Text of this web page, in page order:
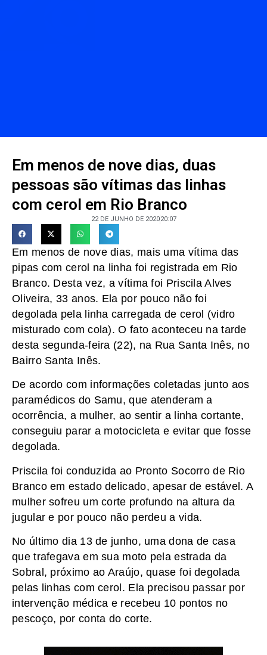
Em menos de nove dias, duas
pessoas são vítimas das linhas
com cerol em Rio Branco
22 DE JUNHO DE 202020:07
Em menos de nove dias, mais uma vítima das
pipas com cerol na linha foi registrada em Rio
Branco. Desta vez, a vítima foi Priscila Alves
Oliveira, 33 anos. Ela por pouco não foi
degolada pela linha carregada de cerol (vidro
misturado com cola). O fato aconteceu na tarde
desta segunda-feira (22), na Rua Santa Inês, no
Bairro Santa Inês.
De acordo com informações coletadas junto aos
paramédicos do Samu, que atenderam a
ocorrência, a mulher, ao sentir a linha cortante,
conseguiu parar a motocicleta e evitar que fosse
degolada.
Priscila foi conduzida ao Pronto Socorro de Rio
Branco em estado delicado, apesar de estável. A
mulher sofreu um corte profundo na altura da
jugular e por pouco não perdeu a vida.
No último dia 13 de junho, uma dona de casa
que trafegava em sua moto pela estrada da
Sobral, próximo ao Araújo, quase foi degolada
pelas linhas com cerol. Ela precisou passar por
intervenção médica e recebeu 10 pontos no
pescoço, por conta do corte.